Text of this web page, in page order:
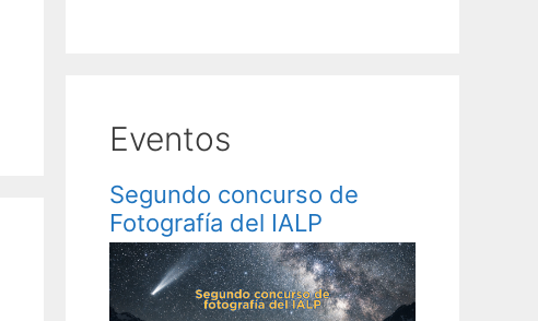
Eventos
Segundo concurso de
Fotografía del IALP